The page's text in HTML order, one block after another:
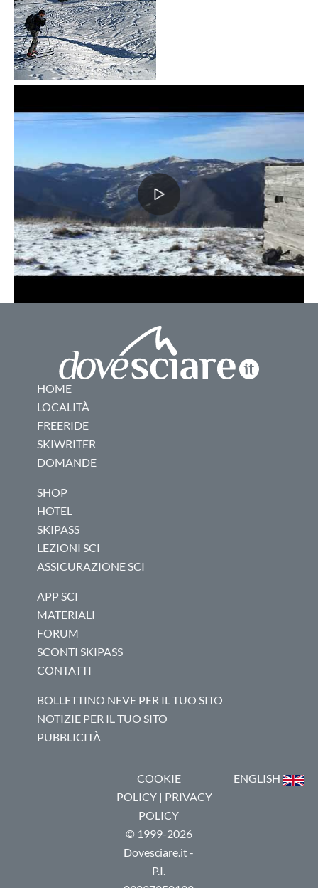
HOME
LOCALITÀ
FREERIDE
SKIWRITER
DOMANDE
SHOP
HOTEL
SKIPASS
LEZIONI SCI
ASSICURAZIONE SCI
APP SCI
MATERIALI
FORUM
SCONTI SKIPASS
CONTATTI
BOLLETTINO NEVE PER IL TUO SITO
NOTIZIE PER IL TUO SITO
PUBBLICITÀ
COOKIE
POLICY| PRIVACY
POLICY
© 1999-2026
Dovesciare.it -
P.I.
ENGLISH